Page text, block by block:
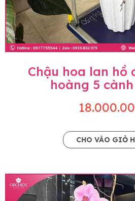
Chậu hoa lan hồ
hoàng 5 cành
CHO VÀO GIỎ